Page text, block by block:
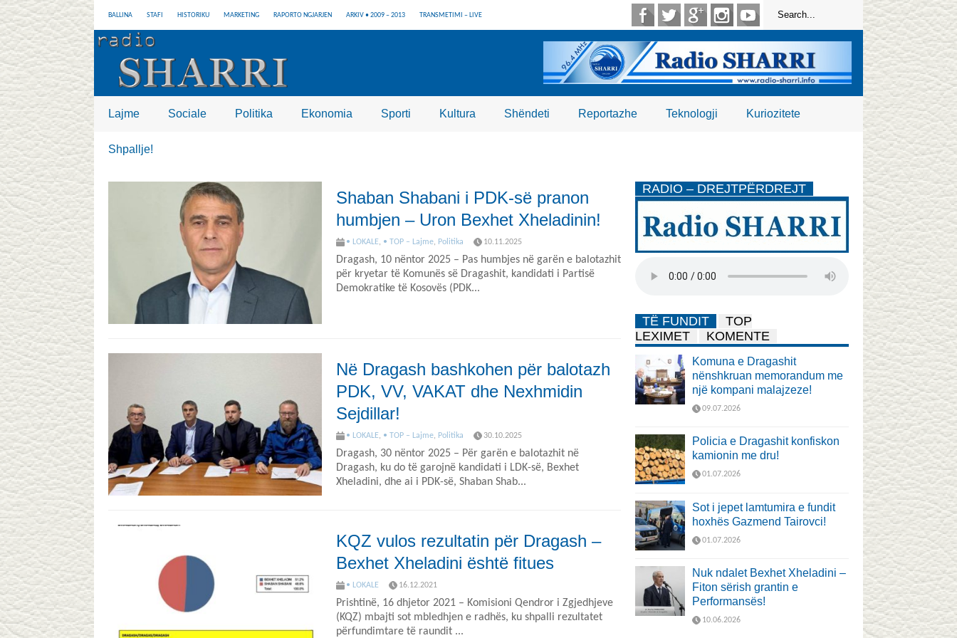
BALLINA STAFI HISTORIKU MARKETING RAPORTO NGJARJEN ARKIV • 2009 – 2013 TRANSMETIMI – LIVE
Lajme Sociale Politika Ekonomia Sporti Kultura Shëndeti Reportazhe Teknologji Kuriozitete
Shpallje!
Shaban Shabani i PDK-së pranon
humbjen – Uron Bexhet Xheladinin!
• LOKALE, • TOP – Lajme, Politika 10.11.2025
Dragash, 10 nëntor 2025 – Pas humbjes në garën e balotazhit
për kryetar të Komunës së Dragashit, kandidati i Partisë
Demokratike të Kosovës (PDK...
Në Dragash bashkohen për balotazh
PDK, VV, VAKAT dhe Nexhmidin
Sejdillar!
• LOKALE, • TOP – Lajme, Politika 30.10.2025
Dragash, 30 nëntor 2025 – Për garën e balotazhit në
Dragash, ku do të garojnë kandidati i LDK-së, Bexhet
Xheladini, dhe ai i PDK-së, Shaban Shab...
KQZ vulos rezultatin për Dragash –
Bexhet Xheladini është fitues
• LOKALE 16.12.2021
Prishtinë, 16 dhjetor 2021 – Komisioni Qendror i Zgjedhjeve
(KQZ) mbajti sot mbledhjen e radhës, ku shpalli rezultatet
përfundimtare të raundit ...
RADIO – DREJTPËRDREJT
TË FUNDIT
TOP
LEXIMET
KOMENTE
Komuna e Dragashit
nënshkruan memorandum me
një kompani malajzeze!
09.07.2026
Policia e Dragashit konfiskon
kamionin me dru!
01.07.2026
Sot i jepet lamtumira e fundit
hoxhës Gazmend Tairovci!
01.07.2026
Nuk ndalet Bexhet Xheladini –
Fiton sërish grantin e
Performansës!
10.06.2026